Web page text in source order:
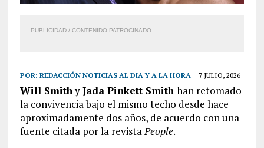
PUBLICIDAD / CONTENIDO PATROCINADO
POR: REDACCIÓN NOTICIAS AL DIA Y A LA HORA 7 JULIO, 2026
Will SmithyJada Pinkett Smith han retomado
la convivencia bajo el mismo techo desde hace
aproximadamente dos años, de acuerdo con una
fuente citada por la revistaPeople.